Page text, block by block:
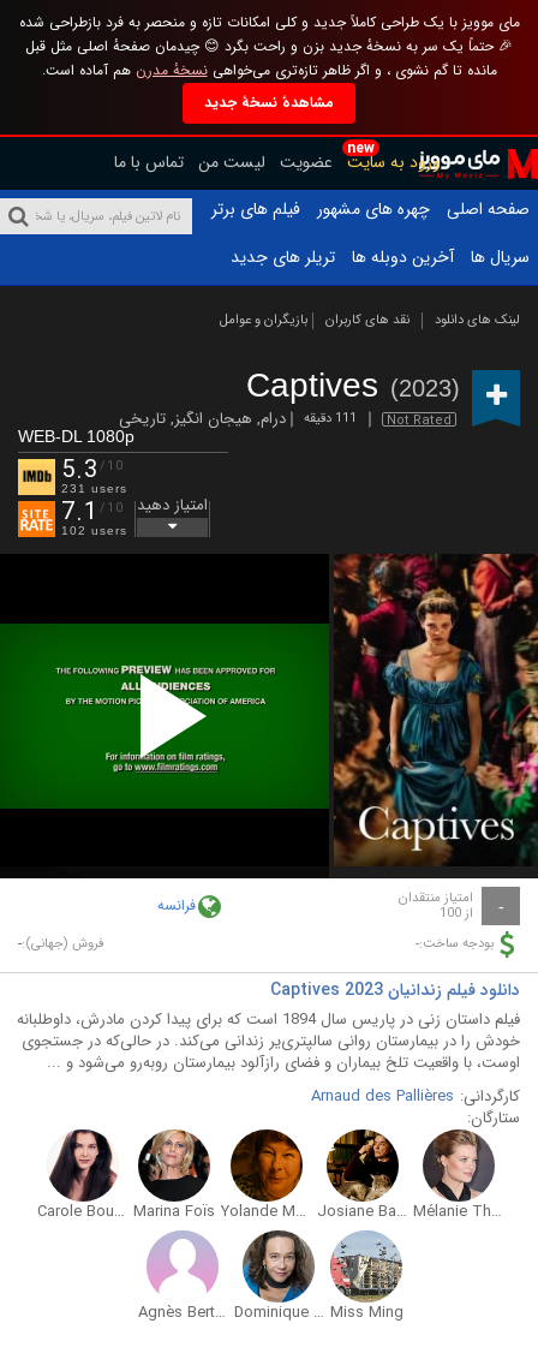
مای موویز با یک طراحی کاملاً جدید و کلی امکانات تازه و منحصر به فرد بازطراحی شده
🎉 حتماً یک سر به نسخهٔ جدید بزن و راحت بگرد 😊 چیدمان صفحهٔ اصلی مثل قبل
مانده تا گم نشوی ، و اگر ظاهر تازه‌تری می‌خواهینسخهٔ مدرن هم آماده است.
مشاهدهٔ نسخهٔ جدید
new
ورود به سایت عضویت لیست من تماس با ما
صفحه اصلی
چهره های مشهور
فیلم های برتر
سریال ها
آخرین دوبله ها تریلر های جدید
لینک های دانلود نقد های کاربران بازیگران و عوامل
Captives (2023)
Not Rated 111 دقیقه درام, هیجان انگیز,تاریخی
WEB-DL 1080p
5.3 /10
231 users
7.1 /10
102 users
امتیاز دهید
Play
Video
- امتیاز منتقدان
از 100 فرانسه
بودجه ساخت:- فروش (جهانی):-
دانلود فیلم زندانیان Captives 2023
فیلم داستان زنی در پاریس سال 1894 است که برای پیدا کردن مادرش، داوطلبانه
خودش را در بیمارستان روانی سالپتری‌یر زندانی می‌کند. در حالی‌که در جستجوی
اوست، با واقعیت تلخ بیماران و فضای رازآلود بیمارستان روبه‌رو می‌شود و ...
کارگردانی: Arnaud des Pallières
ستارگان:
Mélanie Thierry
Josiane Balasko
Yolande Moreau
Marina Foïs
Carole Bouquet
Miss Ming
Dominique Frot
Agnès Berthon